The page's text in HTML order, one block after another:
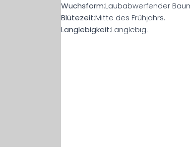
Wuchsform:Laubabwerfender
Blütezeit:Mitte des Frühjahrs.
Langlebigkeit:Langlebig.